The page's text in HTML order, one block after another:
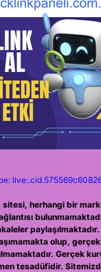
sitesi, herhangi bir
olup,
Gerçek
tesadüfidir.